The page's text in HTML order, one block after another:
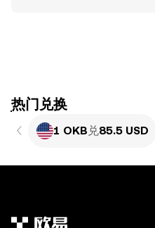
ִִִִִִִִִִִִִִִִִִִִִִִִִִִִִִִִִִִִִִִִִִִִִִִִ热门兑换
1 OKB 兑85.5 USD